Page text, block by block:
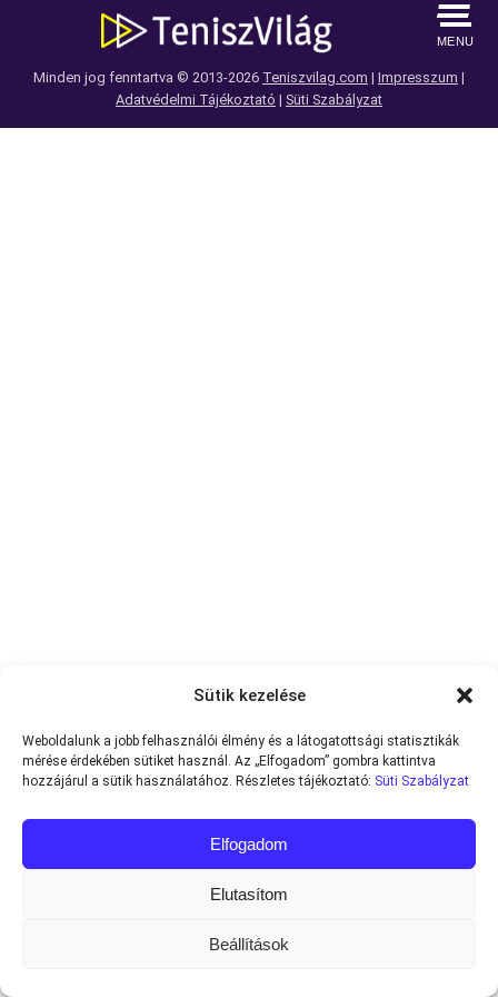
Sütik kezelése
Weboldalunk a jobb felhasználói élmény és a látogatottsági statisztikák
mérése érdekében sütiket használ. Az „Elfogadom” gombra kattintva
hozzájárul a sütik használatához. Részletes tájékoztató: Süti Szabályzat
Elfogadom
Elutasítom
Beállítások
MENU
Minden jog fenntartva © 2013-2026 Teniszvilag.com | Impresszum |
Adatvédelmi Tájékoztató | Süti Szabályzat